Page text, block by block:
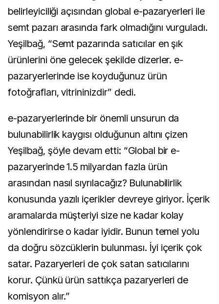
belirleyiciliği açısından global e-pazaryerleri ile
semt pazarı arasında fark olmadığını vurguladı.
Yeşilbağ, “Semt pazarında satıcılar en şık
ürünlerini öne gelecek şekilde dizerler. e-
pazaryerlerinde ise koyduğunuz ürün
fotoğrafları, vitrininizdir” dedi.
e-pazaryerlerinde bir önemli unsurun da
bulunabilirlik kaygısı olduğunun altını çizen
Yeşilbağ, şöyle devam etti: “Global bir e-
pazaryerinde 1.5 milyardan fazla ürün
arasından nasıl sıyrılacağız? Bulunabilirlik
konusunda yazılı içerikler devreye giriyor. İçerik
aramalarda müşteriyi size ne kadar kolay
yönlendirirse o kadar iyidir. Bunun temel yolu
da doğru sözcüklerin bulunması. İyi içerik çok
satar. Pazaryerleri de çok satan satıcılarını
korur. Çünkü ürün sattıkça pazaryerleri de
komisyon alır.”